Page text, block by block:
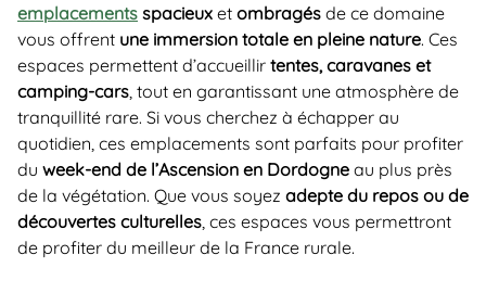
emplacements spacieux et ombragés de ce domaine
vous offrent une immersion totale en pleine nature. Ces
espaces permettent d’accueillir tentes, caravanes et
camping-cars, tout en garantissant une atmosphère de
tranquillité rare. Si vous cherchez à échapper au
quotidien, ces emplacements sont parfaits pour profiter
du week-end de l’Ascension en Dordogne au plus près
de la végétation. Que vous soyez adepte du repos ou de
découvertes culturelles, ces espaces vous permettront
de profiter du meilleur de la France rurale.